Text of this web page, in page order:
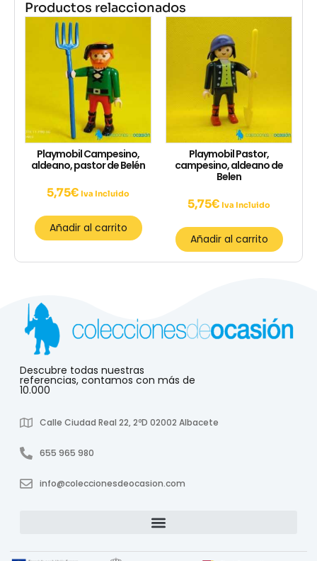
Productos relaccionados
Playmobil Campesino,
aldeano, pastor de Belén
5,75€ Iva Incluido
Añadir al carrito
Playmobil Pastor,
campesino, aldeano de
Belen
5,75€ Iva Incluido
Añadir al carrito
Descubre todas nuestras
referencias, contamos con más de
10.000
Calle Ciudad Real 22, 2ºD 02002 Albacete
655 965 980
info@coleccionesdeocasion.com